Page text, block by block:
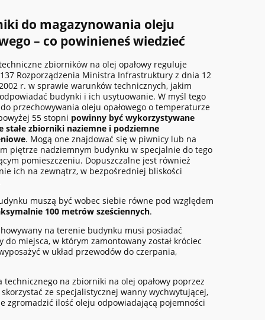
do magazynowania oleju
– co powinieneś wiedzieć
zbiorników na olej opałowy reguluje
Rozporządzenia Ministra Infrastruktury z dnia 12
r. w sprawie warunków technicznych, jakim
budynki i ich usytuowanie. W myśl tego
przechowywania oleju opałowego o temperaturze
55 stopni powinny być wykorzystywane
stałe zbiorniki naziemne i podziemne
. Mogą one znajdować się w piwnicy lub na
piętrze nadziemnym budynku w specjalnie do tego
pomieszczeniu. Dopuszczalne jest również
ich na zewnątrz, w bezpośredniej bliskości
muszą być wobec siebie równe pod względem
100 metrów sześciennych.
na terenie budynku musi posiadać
miejsca, w którym zamontowany został króciec
w układ przewodów do czerpania,
na zbiorniki na olej opałowy poprzez
ze specjalistycznej wanny wychwytującej,
zgromadzić ilość oleju odpowiadającą pojemności